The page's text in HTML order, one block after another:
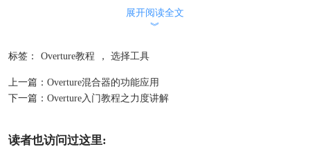
选择连续的符号，在Score视图
展开阅读全文
︾
标签： Overture教程 ， 选择工具
上一篇： Overture混合器的功能应用
下一篇： Overture入门教程之力度讲解
读者也访问过这里: